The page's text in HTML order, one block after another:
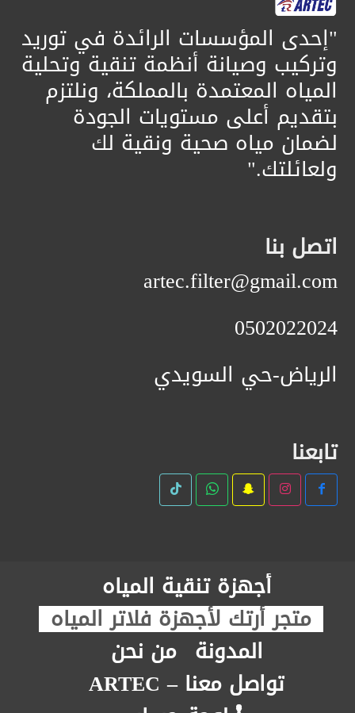
​"إحدى المؤسسات الرائدة في توريد
وتركيب وصيانة أنظمة تنقية وتحلية
المياه المعتمدة بالمملكة، ونلتزم
بتقديم أعلى مستويات الجودة
لضمان مياه صحية ونقية لك
ولعائلتك."
اتصل بنا
artec.filter@gmail.com
0502022024
الرياض-حي السويدي
تابعنا
أجهزة تنقية المياه
متجر أرتك لأجهزة فلاتر المياه
المدونة من نحن
تواصل معنا – ARTEC